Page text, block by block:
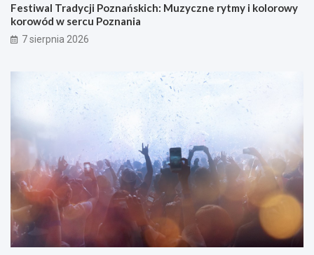
Festiwal Tradycji Poznańskich: Muzyczne rytmy i kolorowy
korowód w sercu Poznania
7 sierpnia 2026